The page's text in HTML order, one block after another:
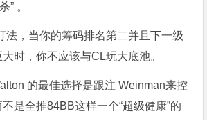
” 。
法，当你的筹码排名第二并且下一级
时，你不应该与CL玩大底池。
的最佳选择是跟注 Weinman来控
是全推84BB这样一个“超级健康”的